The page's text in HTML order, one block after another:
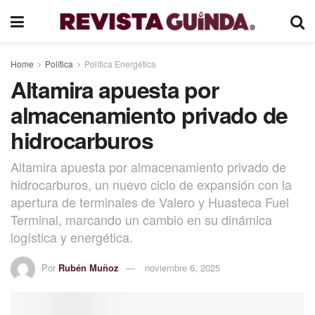
Home Política Política Energética
Altamira apuesta por
almacenamiento privado de
hidrocarburos
Altamira apuesta por almacenamiento privado de
hidrocarburos, un nuevo ciclo de expansión con la
apertura de terminales de Valero y Huasteca Fuel
Terminal, marcando un cambio en su dinámica
logística y energética.
Por Rubén Muñoz noviembre 6, 2025